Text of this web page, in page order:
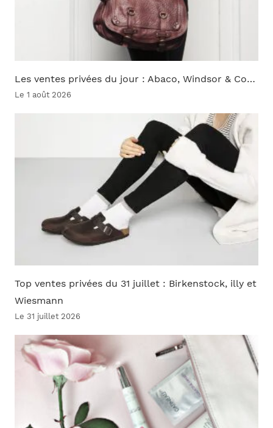
Les ventes privées du jour : Abaco, Windsor & Co…
Le 1 août 2026
Top ventes privées du 31 juillet : Birkenstock, illy et
Wiesmann
Le 31 juillet 2026